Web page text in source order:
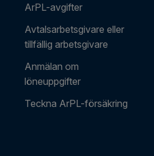
ArPL-avgifter
Avtalsarbetsgivare eller
tillfällig arbetsgivare
Anmälan om
löneuppgifter
Teckna ArPL-försäkring